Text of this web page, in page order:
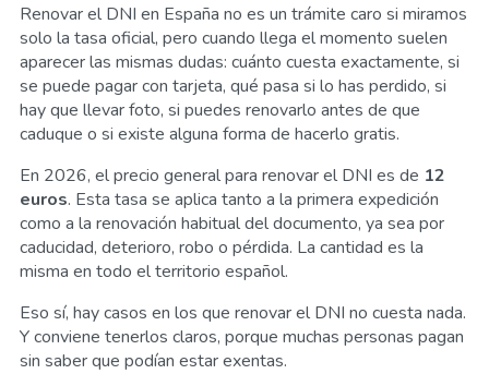
Renovar el DNI en España no es un trámite caro si miramos
solo la tasa oficial, pero cuando llega el momento suelen
aparecer las mismas dudas: cuánto cuesta exactamente, si
se puede pagar con tarjeta, qué pasa si lo has perdido, si
hay que llevar foto, si puedes renovarlo antes de que
caduque o si existe alguna forma de hacerlo gratis.
En 2026, el precio general para renovar el DNI es de 12
euros. Esta tasa se aplica tanto a la primera expedición
como a la renovación habitual del documento, ya sea por
caducidad, deterioro, robo o pérdida. La cantidad es la
misma en todo el territorio español.
Eso sí, hay casos en los que renovar el DNI no cuesta nada.
Y conviene tenerlos claros, porque muchas personas pagan
sin saber que podían estar exentas.